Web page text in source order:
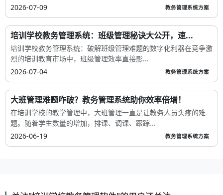
2026-07-09
教务管理系统方案
培训学校教务管理系统：班级管理秘诀大公开，速...
培训学校教务管理系统：破解班级管理难题的数字化利器在竞争激
烈的培训教育市场中，班级管理效率直接影...
2026-07-04
教务管理系统方案
大班管理难题咋破？教务管理系统助你效率倍增！
在培训学校的教学管理中，大班管理一直是让教务人员头疼的难
题。随着学生数量的增加，排课、调课、跟踪...
2026-06-19
教务管理系统方案